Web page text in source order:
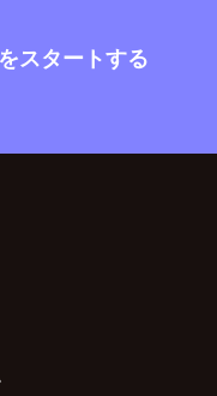
スタートする